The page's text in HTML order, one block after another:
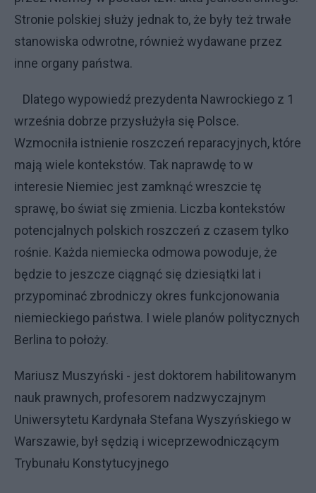
Stronie polskiej służy jednak to, że były też trwałe
stanowiska odwrotne, również wydawane przez
inne organy państwa.
Dlatego wypowiedź prezydenta Nawrockiego z 1
września dobrze przysłużyła się Polsce.
Wzmocniła istnienie roszczeń reparacyjnych, które
mają wiele kontekstów. Tak naprawdę to w
interesie Niemiec jest zamknąć wreszcie tę
sprawę, bo świat się zmienia. Liczba kontekstów
potencjalnych polskich roszczeń z czasem tylko
rośnie. Każda niemiecka odmowa powoduje, że
będzie to jeszcze ciągnąć się dziesiątki lat i
przypominać zbrodniczy okres funkcjonowania
niemieckiego państwa. I wiele planów politycznych
Berlina to położy.
Mariusz Muszyński - jest doktorem habilitowanym
nauk prawnych, profesorem nadzwyczajnym
Uniwersytetu Kardynała Stefana Wyszyńskiego w
Warszawie, był sędzią i wiceprzewodniczącym
Trybunału Konstytucyjnego